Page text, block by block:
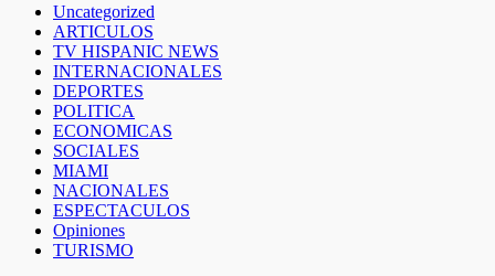
Uncategorized
ARTICULOS
TV HISPANIC NEWS
INTERNACIONALES
DEPORTES
POLITICA
ECONOMICAS
SOCIALES
MIAMI
NACIONALES
ESPECTACULOS
Opiniones
TURISMO